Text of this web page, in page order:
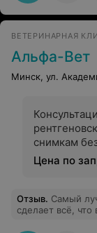
ВЕТЕРИНАРНАЯ
Альфа-Вет
Минск, ул.
снимкам
заключения
Цена по
Отзыв. Самый
сделает всё,